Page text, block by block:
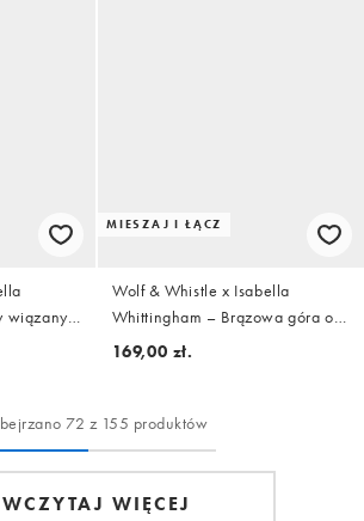
wiązany
z
MIESZAJ I ŁĄCZ
Wolf & Whistle x Isabella
Whittingham – Brązowa góra od
bikini z fiszbinami i
169,00 zł.
72 z 155 produktów
WCZYTAJ WIĘCEJ